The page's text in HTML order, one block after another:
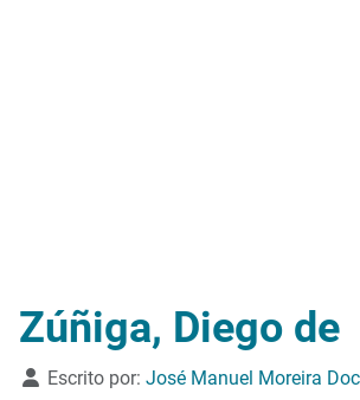
Zúñiga, Diego de
Detalles
Escrito por: José Manuel Moreira